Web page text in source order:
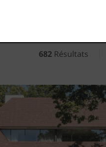
682 Résultats